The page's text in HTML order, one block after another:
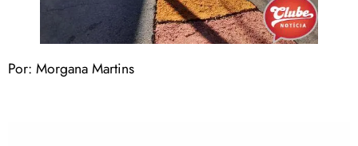
Por: Morgana Martins